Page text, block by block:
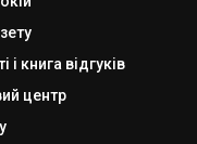
і книга відгуків
центр